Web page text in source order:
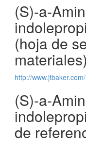
(S)-a-
(hoja de
materiales)
http://
(S)-a-
de